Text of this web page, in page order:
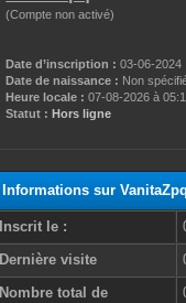
(Compte non activé)
Date d’inscription : 03-06-2024
Date de naissance : Non
Heure locale : 07-08-2026 à
Statut : Hors ligne
Informations sur VanitaZpq
Inscrit le :
Dernière visite
Nombre total de